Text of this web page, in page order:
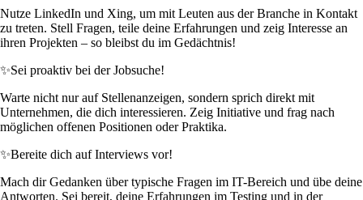
Nutze LinkedIn und Xing, um mit Leuten aus der Branche in Kontakt
zu treten. Stell Fragen, teile deine Erfahrungen und zeig Interesse an
ihren Projekten – so bleibst du im Gedächtnis!
✨Sei proaktiv bei der Jobsuche!
Warte nicht nur auf Stellenanzeigen, sondern sprich direkt mit
Unternehmen, die dich interessieren. Zeig Initiative und frag nach
möglichen offenen Positionen oder Praktika.
✨Bereite dich auf Interviews vor!
Mach dir Gedanken über typische Fragen im IT-Bereich und übe deine
Antworten. Sei bereit, deine Erfahrungen im Testing und in der